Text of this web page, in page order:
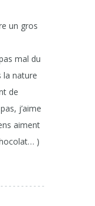
un gros
mal du
nature
de
j’aime
aiment
)